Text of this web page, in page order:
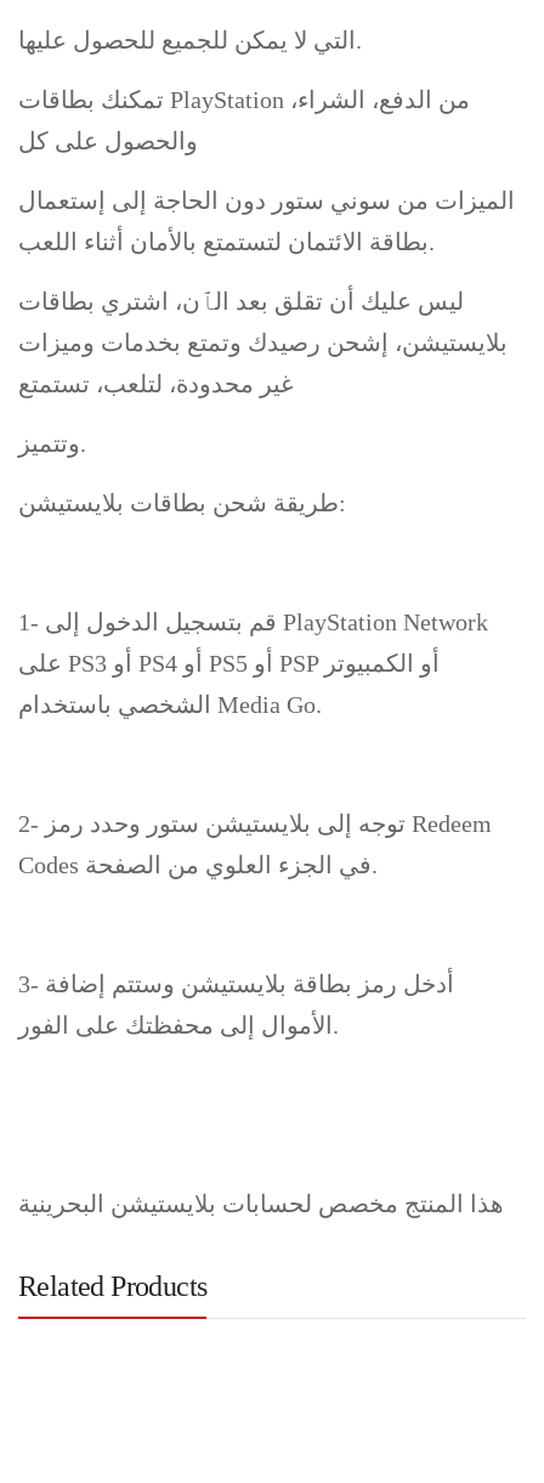
التي لا يمكن للجميع للحصول عليها.
تمكنك بطاقات PlayStation من الدفع، الشراء،
والحصول على كل
الميزات من سوني ستور دون الحاجة إلى إستعمال
بطاقة الائتمان لتستمتع بالأمان أثناء اللعب.
ليس عليك أن تقلق بعد الٱن، اشتري بطاقات
بلايستيشن، إشحن رصيدك وتمتع بخدمات وميزات
غير محدودة، لتلعب، تستمتع
وتتميز.
طريقة شحن بطاقات بلايستيشن:
1- قم بتسجيل الدخول إلى PlayStation Network
على PS3 أو PS4 أو PS5 أو PSP أو الكمبيوتر
الشخصي باستخدام Media Go.
2- توجه إلى بلايستيشن ستور وحدد رمز Redeem
Codes في الجزء العلوي من الصفحة.
3- أدخل رمز بطاقة بلايستيشن وستتم إضافة
الأموال إلى محفظتك على الفور.
هذا المنتج مخصص لحسابات بلايستيشن البحرينية
Related Products